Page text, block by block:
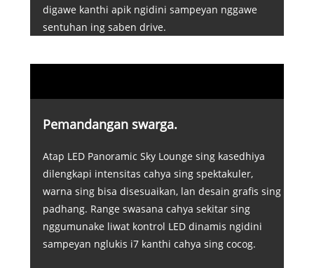
digawe kanthi apik ngidini sampeyan nggawe
sentuhan ing saben drive.
Pemandangan swarga.
Atap LED Panoramic Sky Lounge sing kasedhiya
dilengkapi intensitas cahya sing spektakuler,
warna sing bisa disesuaikan, lan desain grafis sing
padhang. Range swasana cahya sekitar sing
nggumunake liwat kontrol LED dinamis ngidini
sampeyan nglukis i7 kanthi cahya sing cocog.